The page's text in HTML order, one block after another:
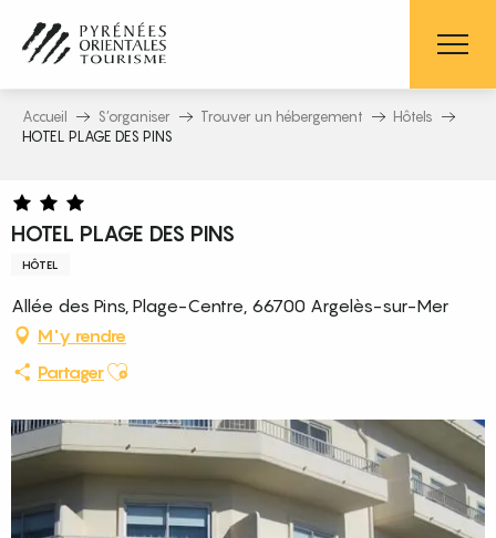
contenu
principal
Accueil S’organiser Trouver un hébergement
Hôtels
HOTEL PLAGE DES PINS
HOTEL PLAGE DES PINS
HÔTEL
Allée des Pins, Plage-Centre, 66700 Argelès-sur-Mer
M'y rendre
PartagerAjouter aux favoris